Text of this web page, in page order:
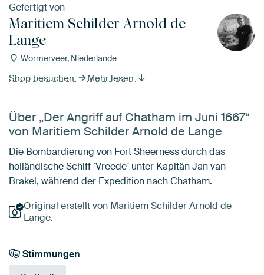
Gefertigt von
Maritiem Schilder Arnold de
Lange
Wormerveer, Niederlande
Shop besuchen Mehr lesen
Über „Der Angriff auf Chatham im Juni 1667“
von Maritiem Schilder Arnold de Lange
Die Bombardierung von Fort Sheerness durch das
holländische Schiff `Vreede` unter Kapitän Jan van
Brakel, während der Expedition nach Chatham.
Original erstellt von Maritiem Schilder Arnold de
Lange.
Stimmungen